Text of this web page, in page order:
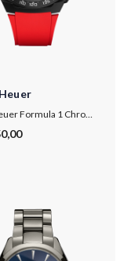
TAG Heuer Formula 1 Chronograph